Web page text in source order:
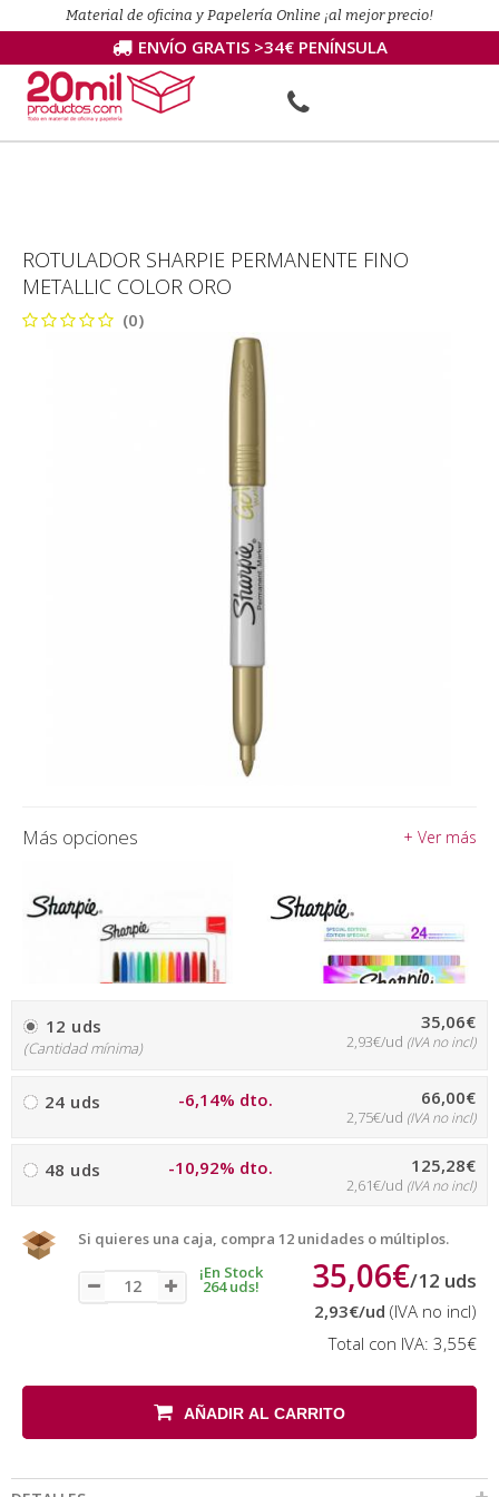
Material de oficina y Papelería Online ¡al mejor precio!
ENVÍO GRATIS >34€ PENÍNSULA
ROTULADOR SHARPIE PERMANENTE FINO
METALLIC COLOR ORO
(0)
Más opciones + Ver más
12 uds
(Cantidad mínima)
35,06€
2,93€/ud (IVA no incl)
24 uds -6,14% dto. 66,00€
2,75€/ud (IVA no incl)
48 uds -10,92% dto. 125,28€
2,61€/ud (IVA no incl)
Si quieres una caja, compra 12 unidades o múltiplos.
¡En Stock
264 uds! 35,06€/12 uds
2,93€/ud (IVA no incl)
Total con IVA: 3,55€
AÑADIR AL CARRITO